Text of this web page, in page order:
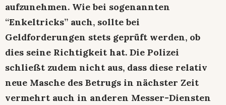
aufzunehmen. Wie bei sogenannten
“Enkeltricks” auch, sollte bei
Geldforderungen stets geprüft werden, ob
dies seine Richtigkeit hat. Die Polizei
schließt zudem nicht aus, dass diese relativ
neue Masche des Betrugs in nächster Zeit
vermehrt auch in anderen Messer-Diensten